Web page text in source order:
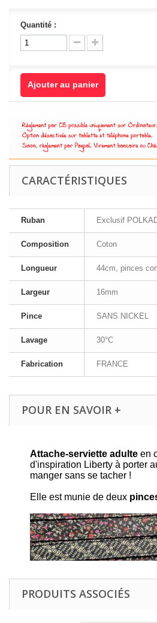
Quantité :
Ajouter au panier
CARACTÉRISTIQUES
Ruban Exclusif
Composition Coton
Longueur 44cm, pinces
Largeur 16mm
Pince SANS NICKEL
Lavage 30°C
Fabrication FRANCE
POUR EN SAVOIR +
Attache-serviette adulte en
d'inspiration Liberty à porter
manger sans se tacher !
Elle est munie de deux
PRODUITS ASSOCIÉS